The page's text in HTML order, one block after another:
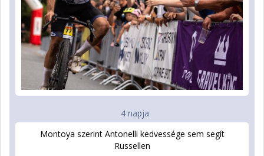
4 napja
Montoya szerint Antonelli kedvessége sem segít
Russellen